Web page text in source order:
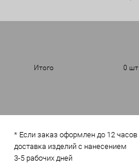
Итого 0 шт
* Если заказ оформлен до 12 часов
доставка изделий с нанесением
3-5 рабочих дней